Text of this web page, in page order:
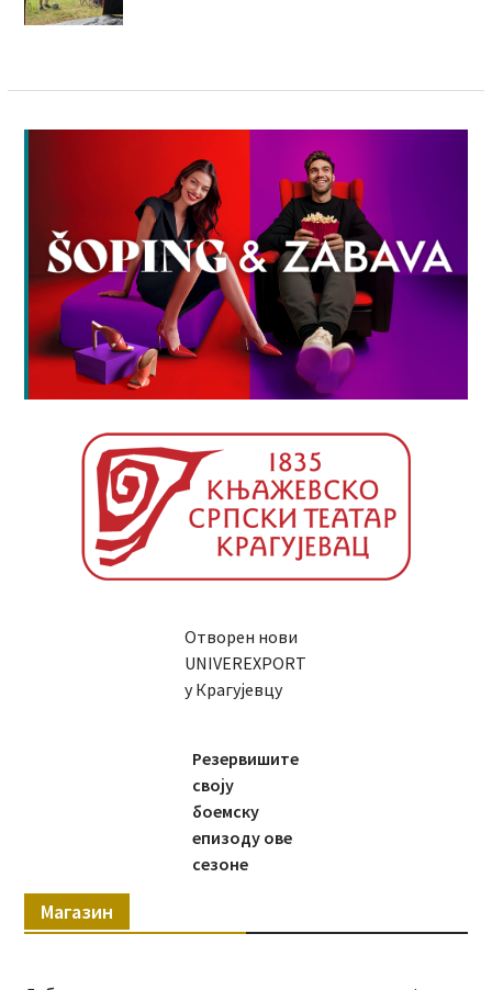
Отворен нови
UNIVEREXPORT
у Крагујевцу
Резервишите
своју
боемску
епизоду ове
сезоне
Магазин